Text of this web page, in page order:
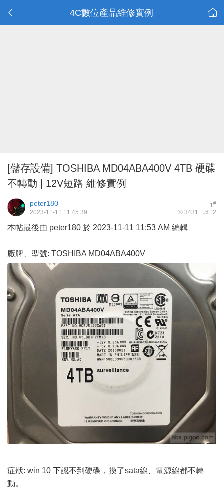
4C數位產品維修實例
[儲存設備] TOSHIBA MD04ABA400V 4TB 硬碟
不轉動 | 12V短路 維修實例
1#
peter180
3431 12
2023-11-11 11:45:39
本帖最後由 peter180 於 2023-11-11 11:53 AM 編輯
廠牌、型號: TOSHIBA MD04ABA400V
症狀: win 10 下認不到硬碟，換了sata線、電源線都不轉
動。